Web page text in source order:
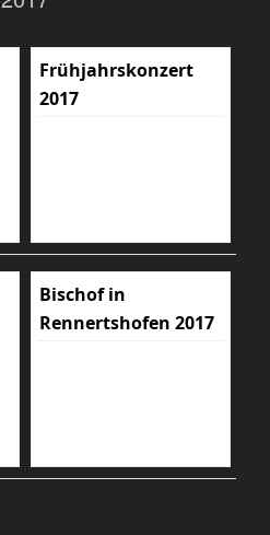
Frühjahrskonzert
2017
Bischof in
Rennertshofen 2017